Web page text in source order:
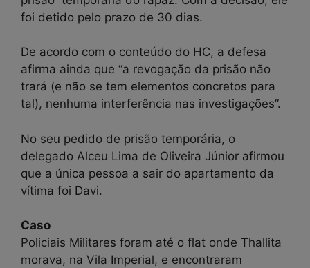
foi detido pelo prazo de 30 dias.
De acordo com o conteúdo do HC, a defesa
afirma ainda que “a revogação da prisão não
trará (e não se tem elementos concretos para
tal), nenhuma interferência nas investigações”.
No seu pedido de prisão temporária, o
delegado Alceu Lima de Oliveira Júnior afirmou
que a única pessoa a sair do apartamento da
vítima foi Davi.
Caso
Policiais Militares foram até o flat onde Thallita
morava, na Vila Imperial, e encontraram